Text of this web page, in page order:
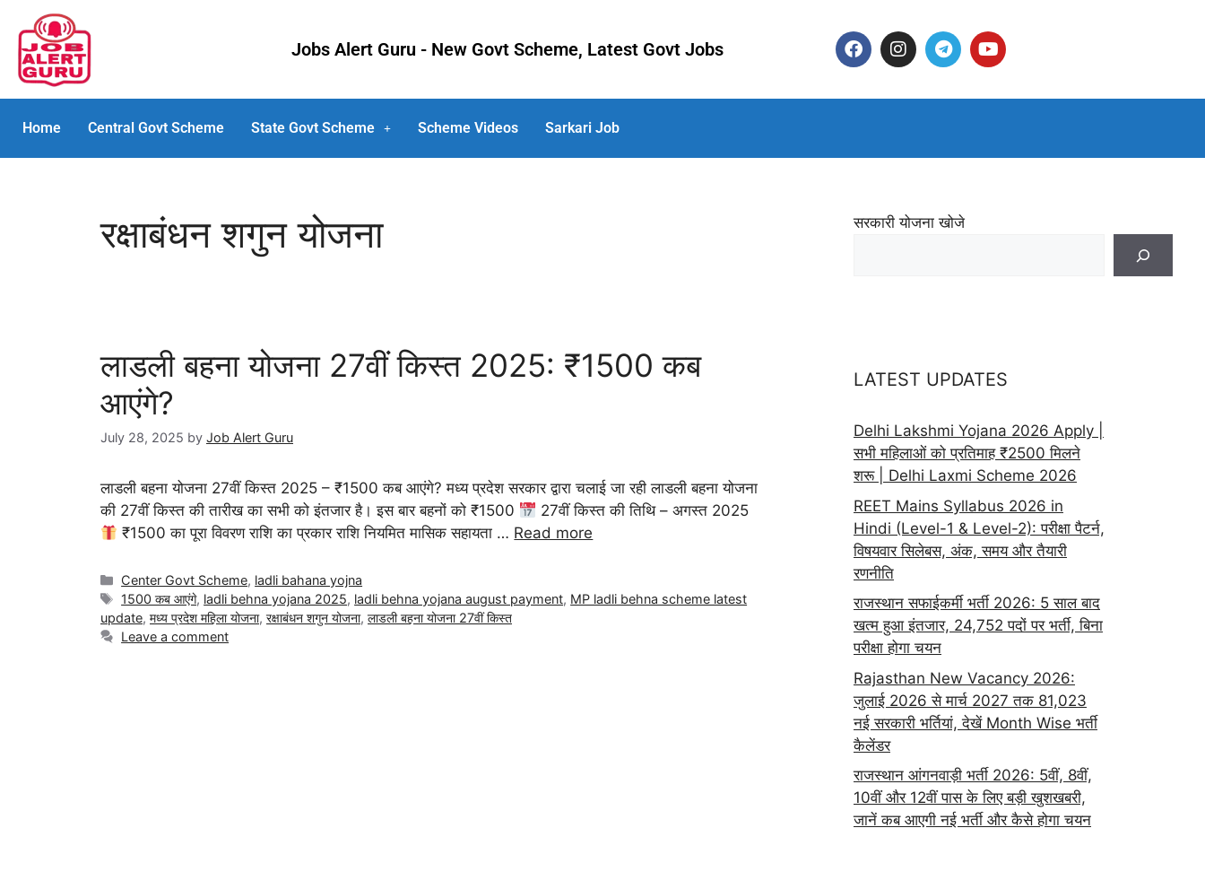
Jobs Alert Guru - New Govt Scheme, Latest Govt Jobs
Home Central Govt Scheme State Govt Scheme Scheme Videos Sarkari Job
रक्षाबंधन शगुन योजना
लाडली बहना योजना 27वीं किस्त 2025: ₹1500 कब
आएंगे?
July 28, 2025 by Job Alert Guru
लाडली बहना योजना 27वीं किस्त 2025 – ₹1500 कब आएंगे? मध्य प्रदेश सरकार द्वारा चलाई जा रही लाडली बहना योजना
की 27वीं किस्त की तारीख का सभी को इंतजार है। इस बार बहनों को ₹1500
27वीं किस्त की तिथि – अगस्त 2025
₹1500 का पूरा विवरण राशि का प्रकार राशि नियमित मासिक सहायता … Read more
Center Govt Scheme, ladli bahana yojna
1500 कब आएंगे, ladli behna yojana 2025, ladli behna yojana august payment, MP ladli behna scheme latest
update, मध्य प्रदेश महिला योजना, रक्षाबंधन शगुन योजना, लाडली बहना योजना 27वीं किस्त
Leave a comment
सरकारी योजना खोजे
LATEST UPDATES
Delhi Lakshmi Yojana 2026 Apply |
सभी महिलाओं को प्रतिमाह ₹2500 मिलने
शरू | Delhi Laxmi Scheme 2026
REET Mains Syllabus 2026 in
Hindi (Level-1 & Level-2): परीक्षा पैटर्न,
विषयवार सिलेबस, अंक, समय और तैयारी
रणनीति
राजस्थान सफाईकर्मी भर्ती 2026: 5 साल बाद
खत्म हुआ इंतजार, 24,752 पदों पर भर्ती, बिना
परीक्षा होगा चयन
Rajasthan New Vacancy 2026:
जुलाई 2026 से मार्च 2027 तक 81,023
नई सरकारी भर्तियां, देखें Month Wise भर्ती
कैलेंडर
राजस्थान आंगनवाड़ी भर्ती 2026: 5वीं, 8वीं,
10वीं और 12वीं पास के लिए बड़ी खुशखबरी,
जानें कब आएगी नई भर्ती और कैसे होगा चयन